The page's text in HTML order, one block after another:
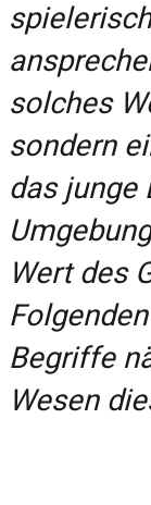
solches
sondern
das junge
Wert des
Begriffe
Wesen